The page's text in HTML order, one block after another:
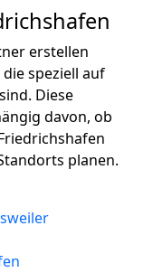
erstellen
speziell auf
Diese
davon, ob
planen.